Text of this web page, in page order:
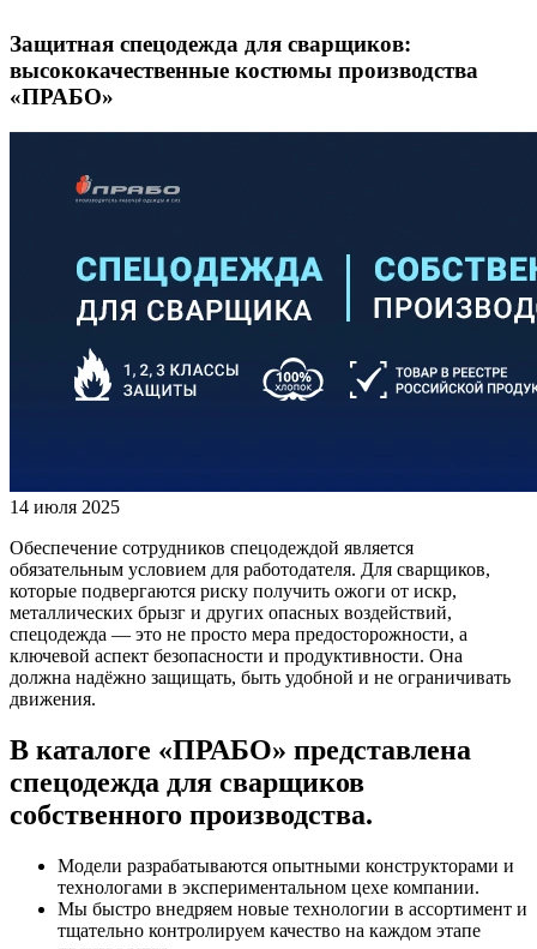
Защитная спецодежда для сварщиков:
высококачественные костюмы производства
«ПРАБО»
14 июля 2025
Обеспечение сотрудников спецодеждой является
обязательным условием для работодателя. Для сварщиков,
которые подвергаются риску получить ожоги от искр,
металлических брызг и других опасных воздействий,
спецодежда — это не просто мера предосторожности, а
ключевой аспект безопасности и продуктивности. Она
должна надёжно защищать, быть удобной и не ограничивать
движения.
В каталоге «ПРАБО» представлена
спецодежда для сварщиков
собственного производства.
Модели разрабатываются опытными конструкторами и
технологами в экспериментальном цехе компании.
Мы быстро внедряем новые технологии в ассортимент и
тщательно контролируем качество на каждом этапе